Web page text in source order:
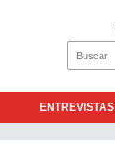
ENTREVISTAS